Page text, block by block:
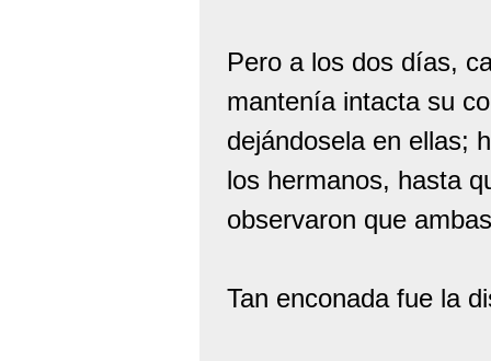
Pero a los dos días,
mantenía intacta su
dejándosela en ellas;
los hermanos, hasta
observaron que
Tan enconada fue la